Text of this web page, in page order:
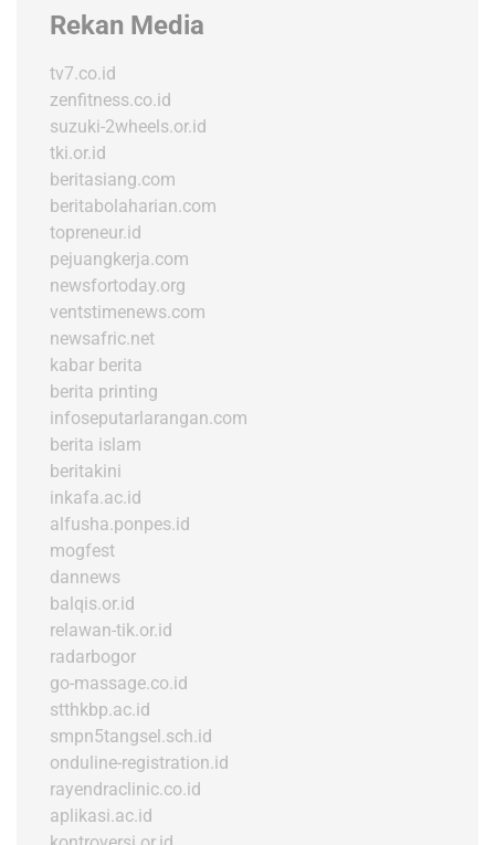
Rekan Media
tv7.co.id
zenfitness.co.id
suzuki-2wheels.or.id
tki.or.id
beritasiang.com
beritabolaharian.com
topreneur.id
pejuangkerja.com
newsfortoday.org
ventstimenews.com
newsafric.net
kabar berita
berita printing
infoseputarlarangan.com
berita islam
beritakini
inkafa.ac.id
alfusha.ponpes.id
mogfest
dannews
balqis.or.id
relawan-tik.or.id
radarbogor
go-massage.co.id
stthkbp.ac.id
smpn5tangsel.sch.id
onduline-registration.id
rayendraclinic.co.id
aplikasi.ac.id